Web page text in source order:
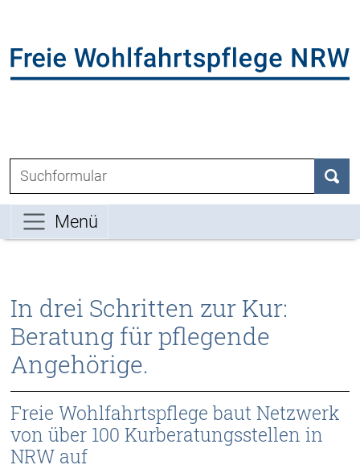
Suchen nach:
Menü
In drei Schritten zur Kur:
Beratung für pflegende
Angehörige.
Freie Wohlfahrtspflege baut Netzwerk
von über 100 Kurberatungsstellen in
NRW auf